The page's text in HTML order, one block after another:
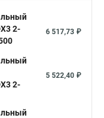
2-
6 517,73 ₽
2-
5 522,40 ₽